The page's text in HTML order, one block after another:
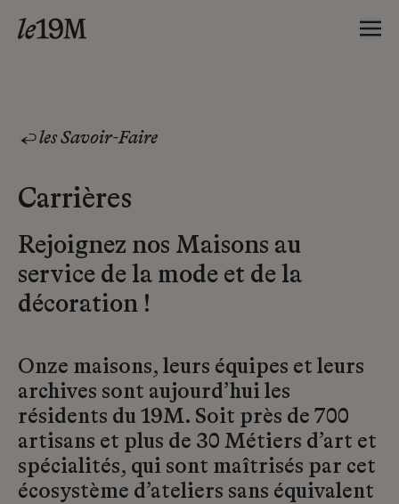
les Savoir-Faire
Carrières
Rejoignez nos Maisons au
service de la mode et de la
décoration !
Onze maisons, leurs équipes et leurs
archives sont aujourd’hui les
résidents du 19M. Soit près de 700
artisans et plus de 30 Métiers d’art et
spécialités, qui sont maîtrisés par cet
écosystème d’ateliers sans équivalent